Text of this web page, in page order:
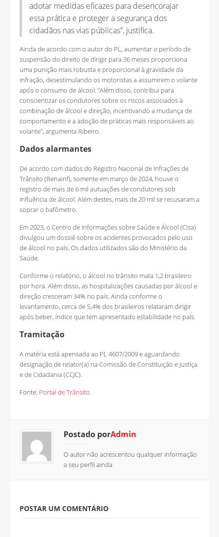
adotar medidas eficazes para desencorajar
essa prática e proteger a segurança dos
cidadãos nas vias públicas”, justifica.
Ainda de acordo com o autor do PL, aumentar o período de
suspensão do direito de dirigir para 36 meses proporciona
uma punição mais robusta e proporcional à gravidade da
infração, desestimulando os motoristas a assumirem o volante
após o consumo de álcool. “Além disso, contribui para
conscientizar os condutores sobre os riscos associados à
combinação de álcool e direção, incentivando a mudança de
comportamento e a adoção de práticas mais responsáveis ao
volante”, argumenta Ribeiro.
Dados alarmantes
De acordo com dados do Registro Nacional de Infrações de
Trânsito (Renainf), somente em março de 2024, houve o
registro de mais de 6 mil autuações de condutores sob
influência de álcool. Além destes, mais de 20 mil se recusaram a
soprar o bafômetro.
Em 2023, o Centro de Informações sobre Saúde e Álcool (Cisa)
divulgou um dossiê sobre os acidentes provocados pelo uso
de álcool no país. Os dados utilizados são do Ministério da
Saúde.
Conforme o relatório, o álcool no trânsito mata 1,2 brasileiro
por hora. Além disso, as hospitalizações causadas por álcool e
direção cresceram 34% no país. Ainda conforme o
levantamento, cerca de 5,4% dos brasileiros relataram dirigir
após beber, índice que tem apresentado estabilidade no país.
Tramitação
A matéria está apensada ao PL 4607/2009 e aguardando
designação de relator(a) na Comissão de Constituição e Justiça
e de Cidadania (CCJC).
Fonte: Portal de Trânsito
Postado porAdmin
O autor não acrescentou qualquer informação
a seu perfil ainda
POSTAR UM COMENTÁRIO